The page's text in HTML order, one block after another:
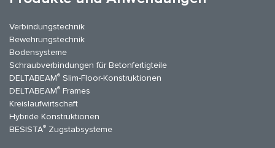
Verbindungstechnik
Bewehrungstechnik
Bodensysteme
Schraubverbindungen für Betonfertigteile
DELTABEAM® Slim-Floor-Konstruktionen
DELTABEAM® Frames
Kreislaufwirtschaft
Hybride Konstruktionen
BESISTA® Zugstabsysteme